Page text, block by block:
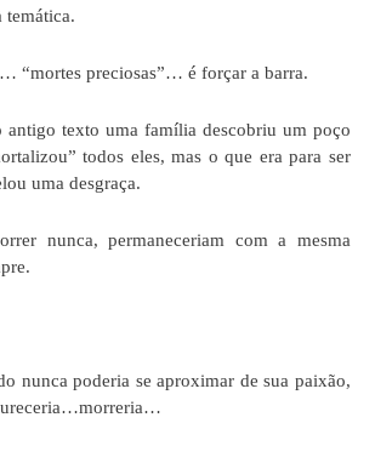
temática.
“mortes preciosas”… é forçar a barra.
antigo texto uma família descobriu um poço
todos eles, mas o que era para ser
uma desgraça.
nunca, permaneceriam com a mesma
nunca poderia se aproximar de sua paixão,